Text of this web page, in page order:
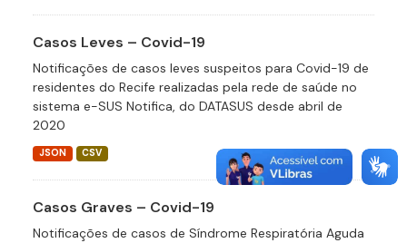
Casos Leves – Covid-19
Notificações de casos leves suspeitos para Covid-19 de
residentes do Recife realizadas pela rede de saúde no
sistema e-SUS Notifica, do DATASUS desde abril de
2020
JSON CSV
Casos Graves – Covid-19
Notificações de casos de Síndrome Respiratória Aguda